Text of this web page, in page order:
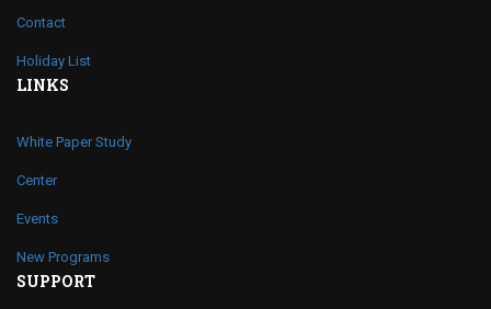
Contact
Holiday List
LINKS
White Paper Study
Center
Events
New Programs
SUPPORT